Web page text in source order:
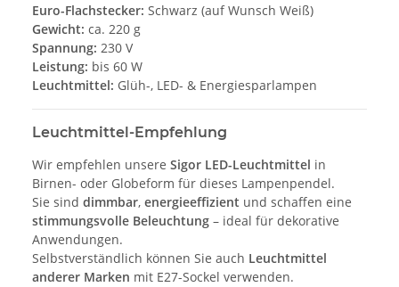
Euro-Flachstecker: Schwarz (auf Wunsch Weiß)
Gewicht: ca. 220 g
Spannung: 230 V
Leistung: bis 60 W
Leuchtmittel: Glüh-, LED- & Energiesparlampen
Leuchtmittel-Empfehlung
Wir empfehlen unsere Sigor LED-Leuchtmittel in
Birnen- oder Globeform für dieses Lampenpendel.
Sie sind dimmbar, energieeffizient und schaffen eine
stimmungsvolle Beleuchtung – ideal für dekorative
Anwendungen.
Selbstverständlich können Sie auch Leuchtmittel
anderer Marken mit E27-Sockel verwenden.